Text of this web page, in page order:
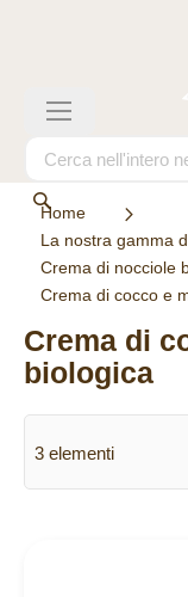
Search
Home
La nostra gamma
Crema di nocciole
Crema di cocco e
Crema di
biologica
3 elementi